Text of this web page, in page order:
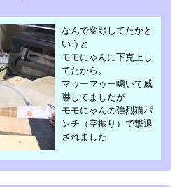
なんで変顔してたかと
いうと
モモにゃんに下克上し
てたから。
マゥーマゥー鳴いて威
嚇してましたが
モモにゃんの強烈猫パ
ンチ（空振り）で撃退
されました